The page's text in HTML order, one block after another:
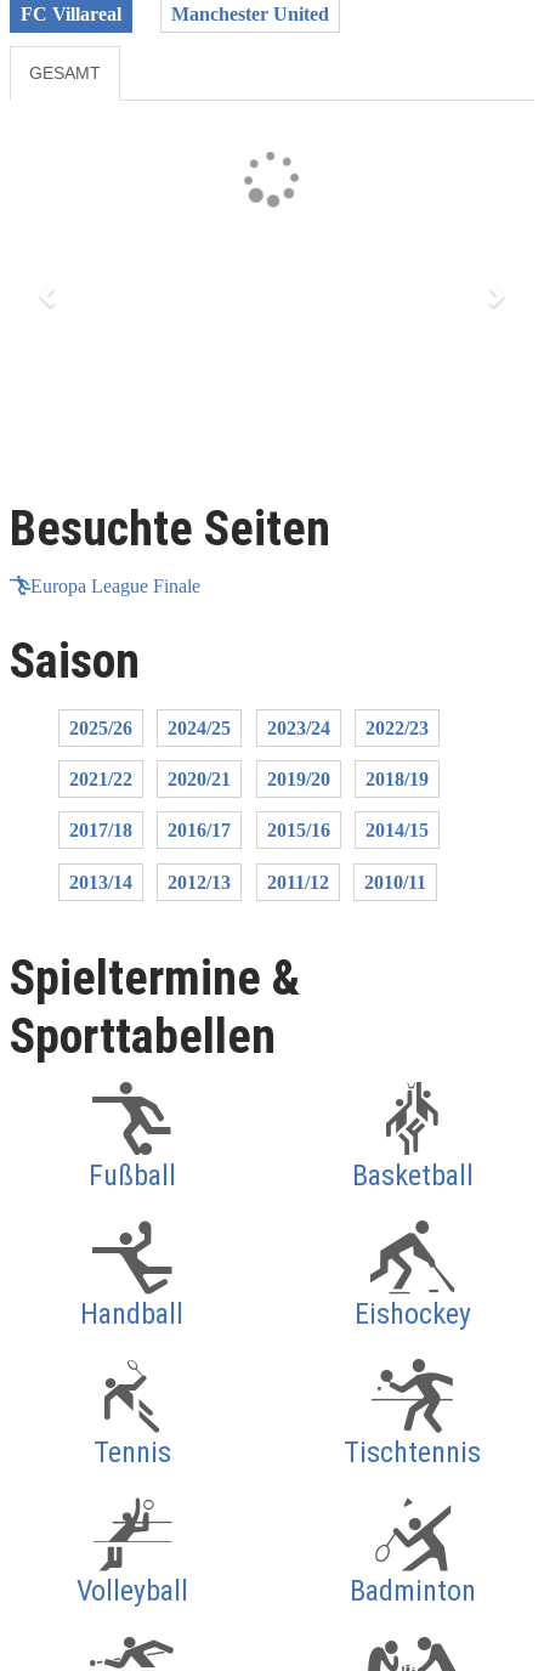
FC Villareal Manchester United
GESAMT
Besuchte Seiten
Europa League Finale
Saison
2025/26 2024/25 2023/24 2022/23
2021/22 2020/21 2019/20 2018/19
2017/18 2016/17 2015/16 2014/15
2013/14 2012/13 2011/12 2010/11
Spieltermine &
Sporttabellen
Fußball Basketball
Handball Eishockey
Tennis Tischtennis
Volleyball Badminton